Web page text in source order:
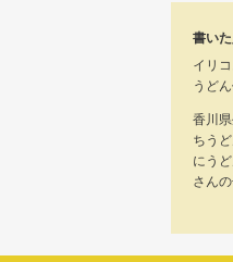
書いた
イリ
うど
香川
ちう
にう
さん